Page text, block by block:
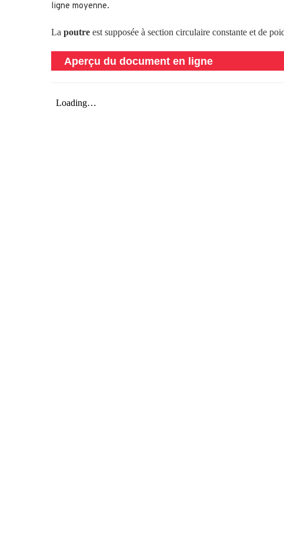
ligne moyenne.
La poutre est supposée à section circulaire constante et de
Aperçu du document en ligne